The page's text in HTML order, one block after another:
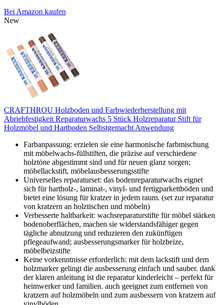
Bei Amazon kaufen
New
CRAFTHROU Holzboden und Farbwiederherstellung mit
Abriebfestigkeit Reparaturwachs 5 Stück Holzreparatur Stift für
Holzmöbel und Hartboden Selbstgemacht Anwendung
Farbanpassung: erzielen sie eine harmonische farbmischung
mit möbelwachs-füllstiften, die präzise auf verschiedene
holztöne abgestimmt sind und für neuen glanz sorgen;
möbellackstift, möbelausbesserungsstifte
Universelles reparaturset: das bodenreparaturwachs eignet
sich für hartholz-, laminat-, vinyl- und fertigparkettböden und
bietet eine lösung für kratzer in jedem raum. (set zur reparatur
von kratzern an holztischen und möbeln)
Verbesserte haltbarkeit: wachsreparaturstifte für möbel stärken
bodenoberflächen, machen sie widerstandsfähiger gegen
tägliche abnutzung und reduzieren den zukünftigen
pflegeaufwand; ausbesserungsmarker für holzbeize,
möbelbeizstifte
Keine vorkenntnisse erforderlich: mit dem lackstift und dem
holzmarker gelingt die ausbesserung einfach und sauber. dank
der klaren anleitung ist die reparatur kinderleicht – perfekt für
heimwerker und familien. auch geeignet zum entfernen von
kratzern auf holzmöbeln und zum ausbessern von kratzern auf